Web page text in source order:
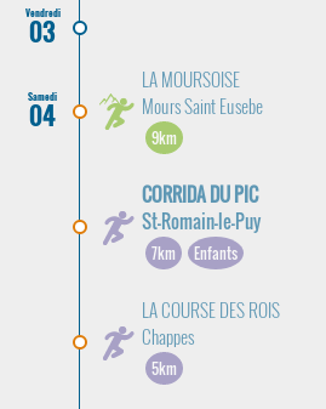
Vendredi
03
Samedi
04
LA MOURSOISE
Mours Saint Eusebe
9km
CORRIDA DU PIC
St-Romain-le-Puy
7km Enfants
LA COURSE DES ROIS
Chappes
5km